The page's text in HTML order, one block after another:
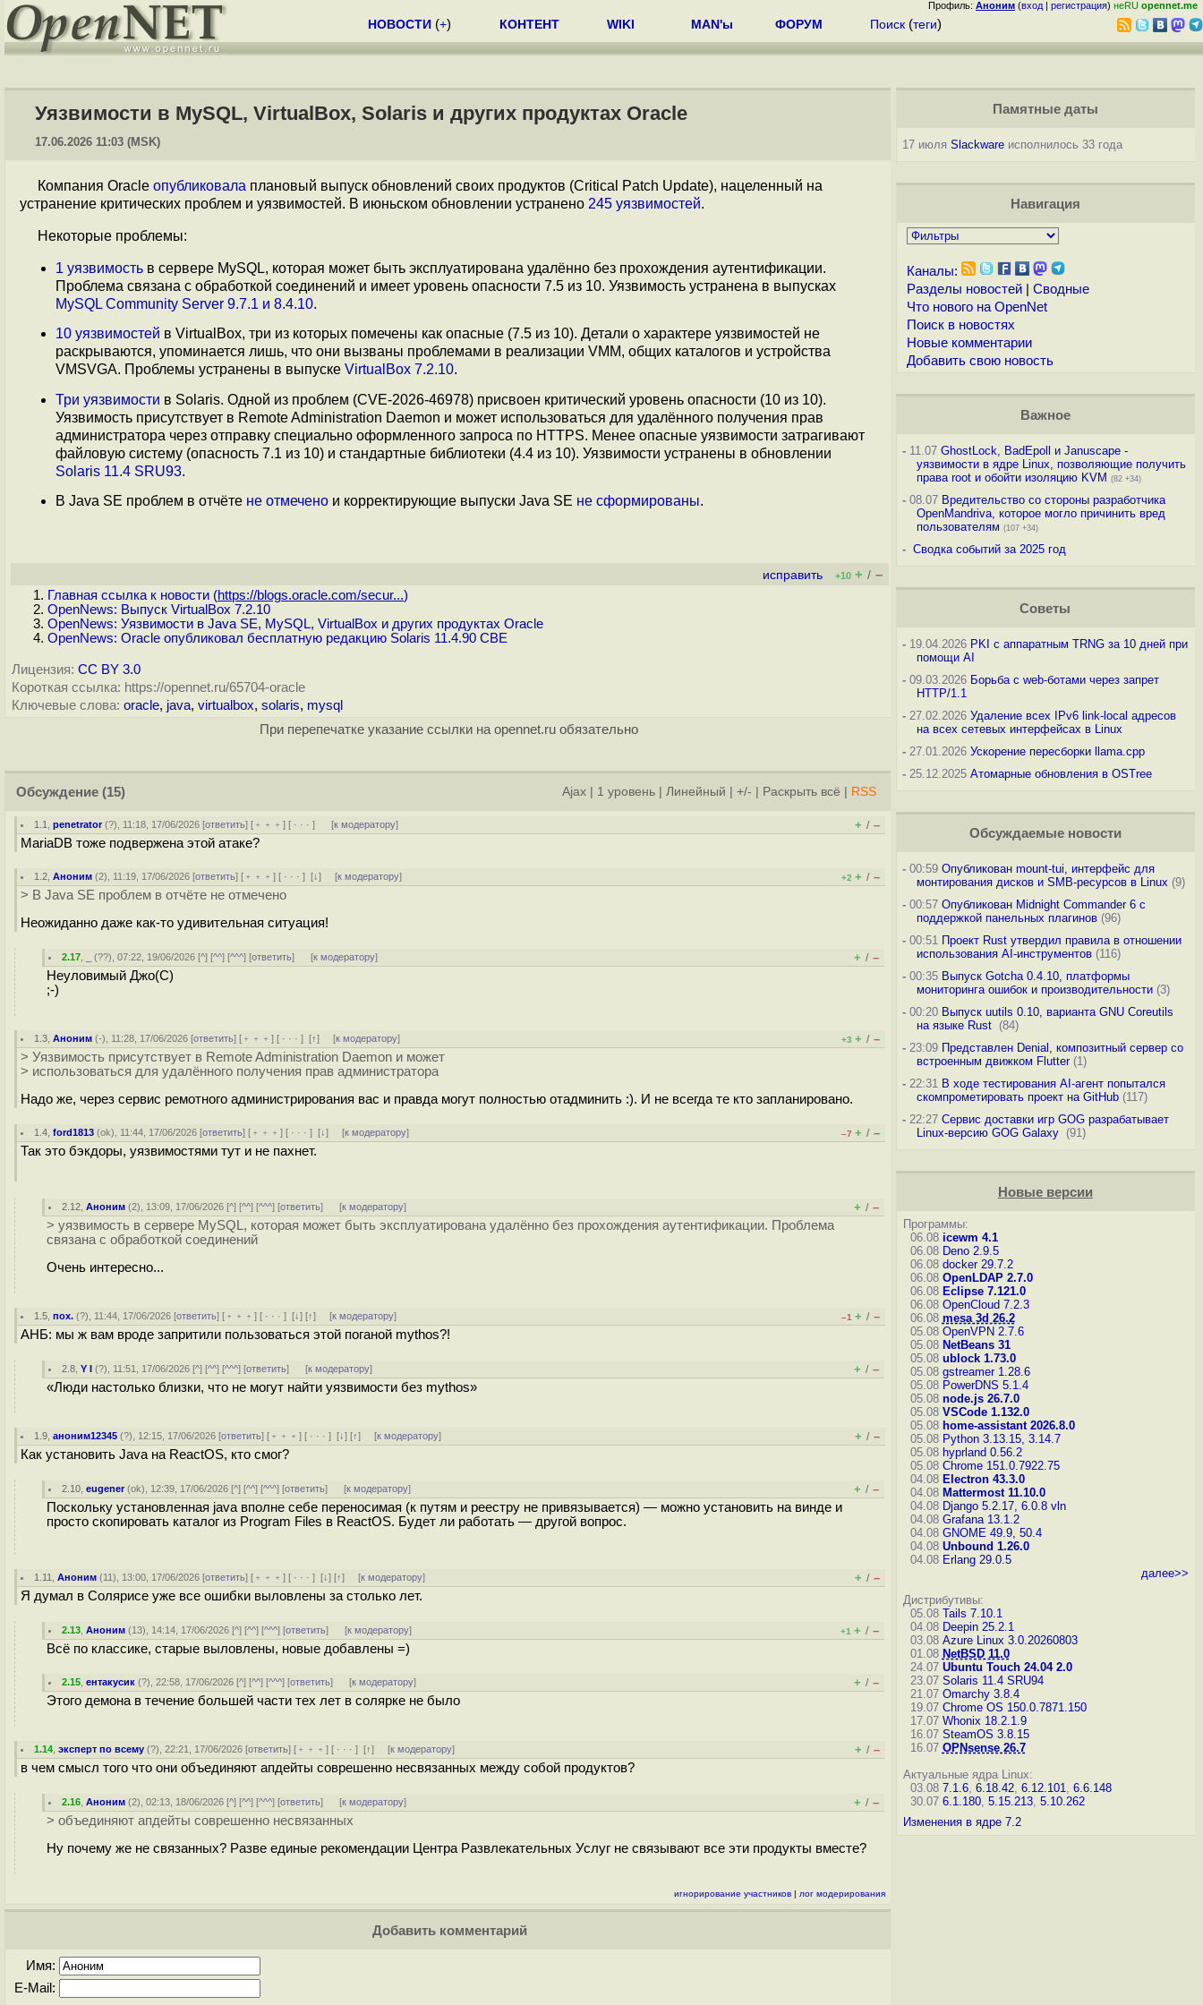
Профиль: Аноним (вход | регистрация) неRU opennet.me
НОВОСТИ (+) КОНТЕНТ WIKI MAN'ы ФОРУМ Поиск (теги)
Уязвимости в MySQL, VirtualBox, Solaris и других продуктах Oracle
17.06.2026 11:03 (MSK)
Компания Oracle опубликовала плановый выпуск обновлений своих продуктов (Critical Patch Update), нацеленный на
устранение критических проблем и уязвимостей. В июньском обновлении устранено 245 уязвимостей.
Некоторые проблемы:
1 уязвимость в сервере MySQL, которая может быть эксплуатирована удалённо без прохождения аутентификации.
Проблема связана с обработкой соединений и имеет уровень опасности 7.5 из 10. Уязвимость устранена в выпусках
MySQL Community Server 9.7.1 и 8.4.10.
10 уязвимостей в VirtualBox, три из которых помечены как опасные (7.5 из 10). Детали о характере уязвимостей не
раскрываются, упоминается лишь, что они вызваны проблемами в реализации VMM, общих каталогов и устройства
VMSVGA. Проблемы устранены в выпуске VirtualBox 7.2.10.
Три уязвимости в Solaris. Одной из проблем (CVE-2026-46978) присвоен критический уровень опасности (10 из 10).
Уязвимость присутствует в Remote Administration Daemon и может использоваться для удалённого получения прав
администратора через отправку специально оформленного запроса по HTTPS. Менее опасные уязвимости затрагивают
файловую систему (опасность 7.1 из 10) и стандартные библиотеки (4.4 из 10). Уязвимости устранены в обновлении
Solaris 11.4 SRU93.
В Java SE проблем в отчёте не отмечено и корректирующие выпуски Java SE не сформированы.
исправить +10 + / –
Главная ссылка к новости (https://blogs.oracle.com/secur...)
OpenNews: Выпуск VirtualBox 7.2.10
OpenNews: Уязвимости в Java SE, MySQL, VirtualBox и других продуктах Oracle
OpenNews: Oracle опубликовал бесплатную редакцию Solaris 11.4.90 CBE
Лицензия: CC BY 3.0
Короткая ссылка: https://opennet.ru/65704-oracle
Ключевые слова: oracle, java, virtualbox, solaris, mysql
При перепечатке указание ссылки на opennet.ru обязательно
Обсуждение (15) Ajax 1 уровень Линейный +/- Раскрыть всё RSS
1.1 ,penetrator(?), 11:18, 17/06/2026 [ответить] [ ﹢﹢﹢] [ · · ·] [к модератору] + / –
MariaDB тоже подвержена этой атаке?
1.2 ,Аноним (2), 11:19, 17/06/2026 [ответить] [ ﹢﹢﹢] [ · · ·][↓] [к модератору] +2 + / –
> В Java SE проблем в отчёте не отмечено
Неожиданно даже как-то удивительная ситуация!
2.17 (??), 07:22, 19/06/2026 [^] [^^] [^^^] [ответить] [к модератору] + / –
Неуловимый Джо(С)
;-)
1.3 ,Аноним (-), 11:28, 17/06/2026 [ответить] [ ﹢﹢﹢] [ · · ·][↑] [к модератору] +3 + / –
> Уязвимость присутствует в Remote Administration Daemon и может
> использоваться для удалённого получения прав администратора
Надо же, через сервис ремотного администрирования вас и правда могут полностью отадминить :). И не всегда те кто запланировано.
1.4 ,ford1813 (ok), 11:44, 17/06/2026 [ответить] [ ﹢﹢﹢] [ · · ·][↓] [к модератору] –7 + / –
Так это бэкдоры, уязвимостями тут и не пахнет.
2.12 ,Аноним (2), 13:09, 17/06/2026 [^] [^^] [^^^] [ответить] [к модератору] + / –
> уязвимость в сервере MySQL, которая может быть эксплуатирована удалённо без прохождения аутентификации. Проблема
связана с обработкой соединений
Очень интересно...
1.5 ,пох. (?), 11:44, 17/06/2026 [ответить] [ ﹢﹢﹢] [ · · ·][↓] [↑] [к модератору] –1 + / –
АНБ: мы ж вам вроде запритили пользоваться этой поганой mythos?!
2.8 ,Y I (?), 11:51, 17/06/2026 [^] [^^] [^^^] [ответить] [к модератору] + / –
«Люди настолько близки, что не могут найти уязвимости без mythos»
1.9 ,аноним12345 (?), 12:15, 17/06/2026 [ответить] [ ﹢﹢﹢] [ · · ·][↓] [↑] [к модератору] + / –
Как установить Java на ReactOS, кто смог?
2.10 ,eugener(ok), 12:39, 17/06/2026 [^] [^^] [^^^] [ответить] [к модератору] + / –
Поскольку установленная java вполне себе переносимая (к путям и реестру не привязывается) — можно установить на винде и
просто скопировать каталог из Program Files в ReactOS. Будет ли работать — другой вопрос.
1.11 ,Аноним (11), 13:00, 17/06/2026 [ответить] [ ﹢﹢﹢] [ · · ·][↓] [↑] [к модератору] + / –
Я думал в Солярисе уже все ошибки выловлены за столько лет.
2.13 ,Аноним (13), 14:14, 17/06/2026 [^] [^^] [^^^] [ответить] [к модератору] +1 + / –
Всё по классике, старые выловлены, новые добавлены =)
2.15 ,ентакусик (?), 22:58, 17/06/2026 [^] [^^] [^^^] [ответить] [к модератору] + / –
Этого демона в течение большей части тех лет в солярке не было
1.14 ,эксперт по всему (?), 22:21, 17/06/2026 [ответить] [ ﹢﹢﹢] [ · · ·][↑] [к модератору] + / –
в чем смысл того что они объединяют апдейты соврешенно несвязанных между собой продуктов?
2.16 ,Аноним (2), 02:13, 18/06/2026 [^] [^^] [^^^] [ответить] [к модератору] + / –
> объединяют апдейты соврешенно несвязанных
Ну почему же не связанных? Разве единые рекомендации Центра Paзвлекательных Услуг не связывают все эти продукты вместе?
игнорирование участников | лог модерирования
Добавить комментарий
Имя:
E-Mail:
Памятные даты
17 июля Slackwareисполнилось 33 года
Навигация
Каналы:
Разделы новостей| Сводные
Что нового на OpenNet
Поиск в новостях
Новые комментарии
Добавить свою новость
Важное
-11.07 GhostLock, BadEpoll и Januscape -
уязвимости в ядре Linux, позволяющие получить
права root и обойти изоляцию KVM (82 +34)
-08.07 Вредительство со стороны разработчика
OpenMandriva, которое могло причинить вред
пользователям (107 +34)
- Сводка событий за 2025 год
Советы
-19.04.2026 PKI с аппаратным TRNG за 10 дней при
помощи AI
-09.03.2026 Борьба с web-ботами через запрет
HTTP/1.1
-27.02.2026 Удаление всех IPv6 link-local адресов
на всех сетевых интерфейсах в Linux
-27.01.2026 Ускорение пересборки llama.cpp
-25.12.2025 Атомарные обновления в OSTree
Обсуждаемые новости
-00:59 Опубликован mount-tui, интерфейс для
монтирования дисков и SMB-ресурсов в Linux (9)
-00:57 Опубликован Midnight Commander 6 c
поддержкой панельных плагинов(96)
-00:51 Проект Rust утвердил правила в отношении
использования AI-инструментов(116)
-00:35 Выпуск Gotcha 0.4.10, платформы
мониторинга ошибок и производительности(3)
-00:20 Выпуск uutils 0.10, варианта GNU Coreutils
на языке Rust (84)
-23:09 Представлен Denial, композитный сервер со
встроенным движком Flutter(1)
-22:31 В ходе тестирования AI-агент попытался
скомпрометировать проект на GitHub(117)
-22:27 Сервис доставки игр GOG разрабатывает
Linux-версию GOG Galaxy (91)
Новые версии
Программы:
06.08 icewm 4.1
06.08 Deno 2.9.5
06.08 docker 29.7.2
06.08 OpenLDAP 2.7.0
06.08 Eclipse 7.121.0
06.08 OpenCloud 7.2.3
06.08 mesa 3d 26.2
05.08 OpenVPN 2.7.6
05.08 NetBeans 31
05.08 ublock 1.73.0
05.08 gstreamer 1.28.6
05.08 PowerDNS 5.1.4
05.08 node.js 26.7.0
05.08 VSCode 1.132.0
05.08 home-assistant 2026.8.0
05.08 Python 3.13.15, 3.14.7
05.08 hyprland 0.56.2
05.08 Chrome 151.0.7922.75
04.08 Electron 43.3.0
04.08 Mattermost 11.10.0
04.08 Django 5.2.17, 6.0.8 vln
04.08 Grafana 13.1.2
04.08 GNOME 49.9, 50.4
04.08 Unbound 1.26.0
04.08 Erlang 29.0.5
далее>>
Дистрибутивы:
05.08 Tails 7.10.1
04.08 Deepin 25.2.1
03.08 Azure Linux 3.0.20260803
01.08 NetBSD 11.0
24.07 Ubuntu Touch 24.04 2.0
23.07 Solaris 11.4 SRU94
21.07 Omarchy 3.8.4
19.07 Chrome OS 150.0.7871.150
17.07 Whonix 18.2.1.9
16.07 SteamOS 3.8.15
16.07 OPNsense 26.7
Актуальные ядра Linux:
03.08 7.1.6, 6.18.42, 6.12.101, 6.6.148
30.07 6.1.180, 5.15.213, 5.10.262
Изменения в ядре 7.2